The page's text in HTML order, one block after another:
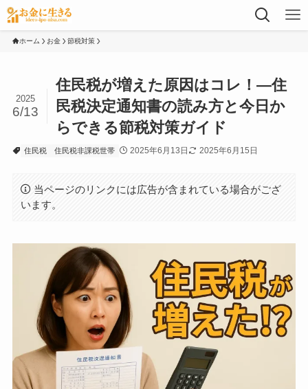
ホーム お金 節税対策
住民税が増えた原因はコレ！―住
民税決定通知書の読み方と今日か
らできる節税対策ガイド
2025
6/13
住民税 住民税非課税世帯 2025年6月13日 2025年6月15日
当ページのリンクには広告が含まれている場合がござ
います。